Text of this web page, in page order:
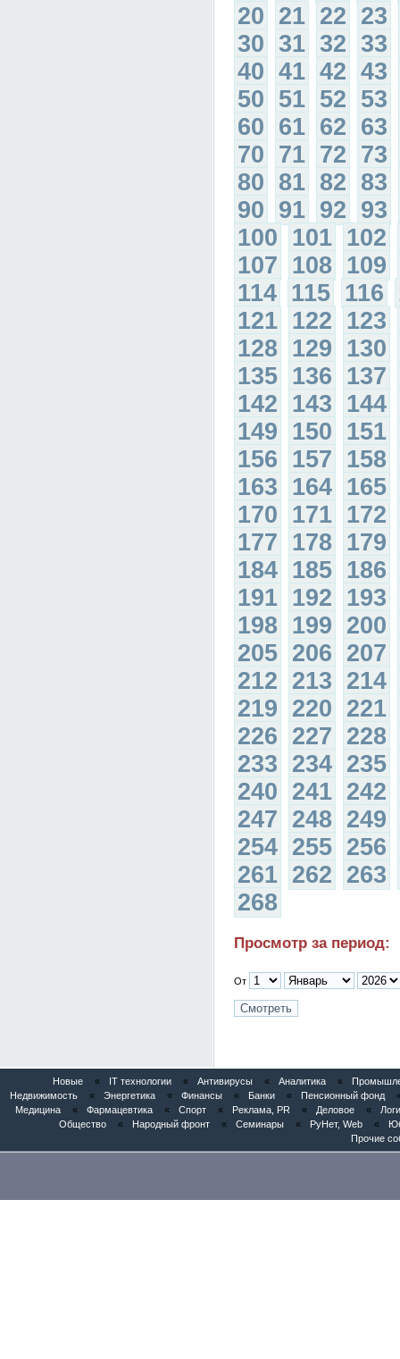
20 21 22 23
30 31 32 33
40 41 42 43
50 51 52 53
60 61 62 63
70 71 72 73
80 81 82 83
90 91 92 93
100 101 102
107 108 109
114 115 116
121 122 123
128 129 130
135 136 137
142 143 144
149 150 151
156 157 158
163 164 165
170 171 172
177 178 179
184 185 186
191 192 193
198 199 200
205 206 207
212 213 214
219 220 221
226 227 228
233 234 235
240 241 242
247 248 249
254 255 256
261 262 263
268
Просмотр за период:
От
Новые « IT технологии « Антивирусы « Аналитика «
Недвижимость
« Энергетика « Финансы « Банки « Пенсионный фонд
Медицина
« Фармацевтика « Спорт « Реклама, PR « Деловое «
Общество
« Народный фронт « Семинары « РуНет, Web «
Прочие